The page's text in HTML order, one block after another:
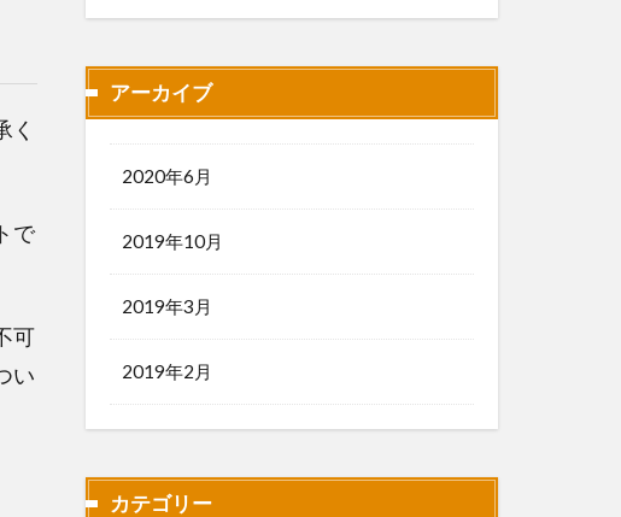
く
で
可
い
アーカイブ
2020年6月
2019年10月
2019年3月
2019年2月
カテゴリー